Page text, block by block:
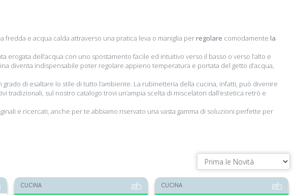
e acqua calda attraverso una pratica leva o maniglia per regolare comodamente la
erogata dell’acqua con uno spostamento facile ed intuitivo verso il basso o verso l’alto e
diventa indispensabile poter regolare appieno temperatura e portata del getto d’acqua,
di esaltare lo stile di tutto l’ambiente. La rubinetteria della cucina, infatti, può divenire
tradizionali, sul nostro catalogo trovi un’ampia scelta di miscelatori dall’estetica retrò e
e ricercati, anche per te abbiamo riservato una vasta gamma di soluzioni perfette per
CUCINA CUCINA